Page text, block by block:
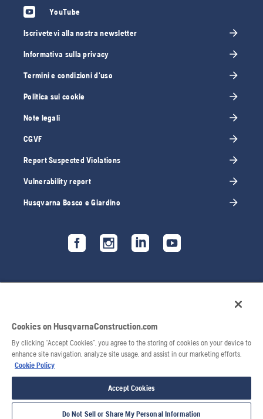
YouTube
Iscrivetevi alla nostra newsletter
Informativa sulla privacy
Termini e condizioni d'uso
Politica sui cookie
Note legali
CGVF
Report Suspected Violations
Vulnerability report
Husqvarna Bosco e Giardino
© 2026 Husqvarna AB. Tutti i diritti riservati.
Cookies on HusqvarnaConstruction.com
By clicking “Accept Cookies”, you agree to the storing of cookies on your device to
enhance site navigation, analyze site usage, and assist in our marketing efforts.
Cookie Policy
Accept Cookies
Do Not Sell or Share My Personal Information